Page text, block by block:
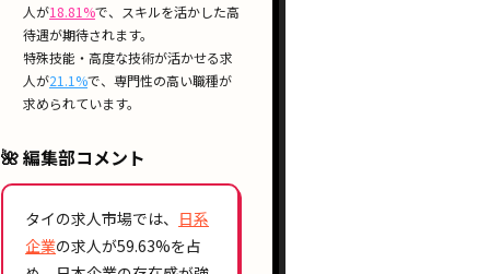
人が18.81%で、
スキルを活かした高
待遇が期待されます。
特殊技能・高度な技術が活かせる求
人が21.1%で、 専門性の高い職種が
求められています。
🌺 編集部コメント
タイの求人市場では、 日系
企業の求人が59.63%を占